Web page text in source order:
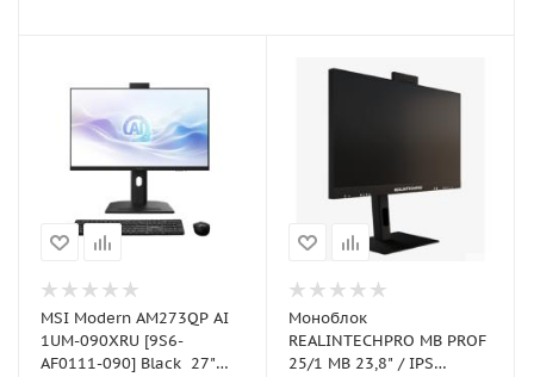
MSI Modern AM273QP AI
1UM-090XRU [9S6-
AF0111-090] Black 27"
Моноблок
REALINTECHPRO МВ PROF
25/1 MB 23,8" / IPS